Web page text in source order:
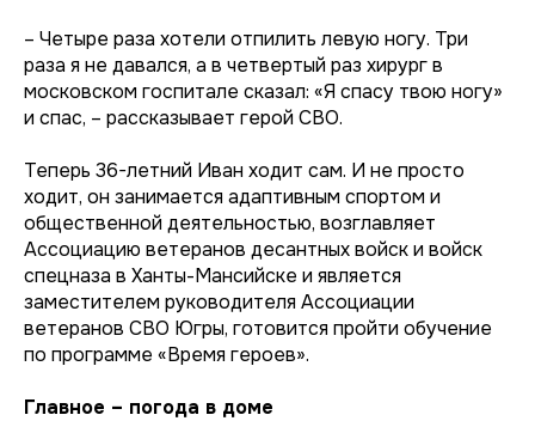
– Четыре раза хотели отпилить левую ногу. Три
раза я не давался, а в четвертый раз хирург в
московском госпитале сказал: «Я спасу твою ногу»
и спас, – рассказывает герой СВО.
Теперь 36-летний Иван ходит сам. И не просто
ходит, он занимается адаптивным спортом и
общественной деятельностью, возглавляет
Ассоциацию ветеранов десантных войск и войск
спецназа в Ханты-Мансийске и является
заместителем руководителя Ассоциации
ветеранов СВО Югры, готовится пройти обучение
по программе «Время героев».
Главное – погода в доме